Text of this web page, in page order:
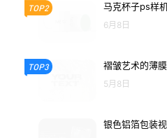
TOP2 马克杯子ps样
6月8日
TOP3 褶皱艺术的薄
5月8日
银色铝箔包装